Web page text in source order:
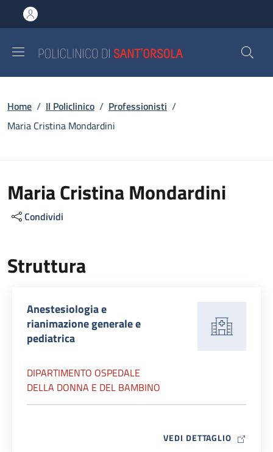
al contenuto principale
to footer content
Briciole di pane
Home / Il Policlinico / Professionisti /
Maria Cristina Mondardini
Maria Cristina Mondardini
Condividi
Struttura
Anestesiologia e
rianimazione generale e
pediatrica
DIPARTIMENTO OSPEDALE
DELLA DONNA E DEL BAMBINO
VEDI DETTAGLIO MAP ICON